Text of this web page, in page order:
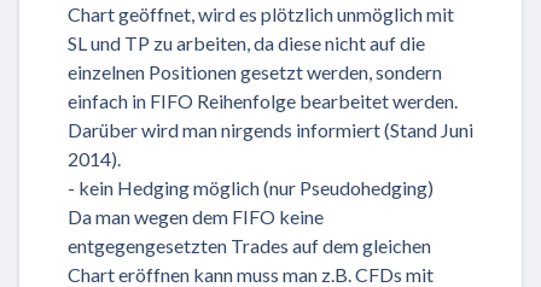
Chart geöffnet, wird es plötzlich unmöglich mit
SL und TP zu arbeiten, da diese nicht auf die
einzelnen Positionen gesetzt werden, sondern
einfach in FIFO Reihenfolge bearbeitet werden.
Darüber wird man nirgends informiert (Stand Juni
2014).
- kein Hedging möglich (nur Pseudohedging)
Da man wegen dem FIFO keine
entgegengesetzten Trades auf dem gleichen
Chart eröffnen kann muss man z.B. CFDs mit